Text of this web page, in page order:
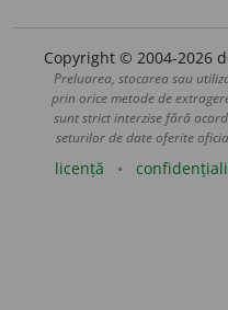
Copyright © 2004-2026
Preluarea, stocarea sau
prin orice metode de
sunt strict interzise fără
seturilor de date oferite
licență